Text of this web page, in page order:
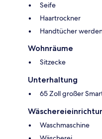
Seife
Haartrockner
Handtücher
Wohnräume
Sitzecke
Unterhaltung
65 Zoll großer
Waschmaschine